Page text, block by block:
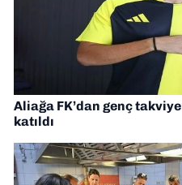
Aliağa FK’dan genç
katıldı